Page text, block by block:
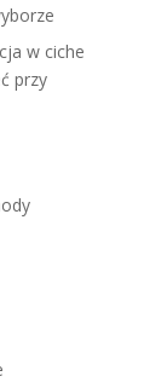
w ciche
przy